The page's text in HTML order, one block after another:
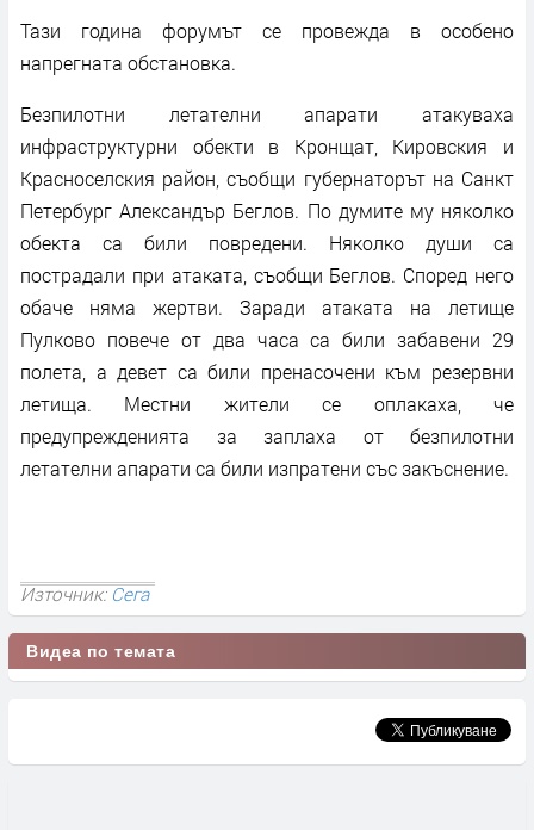
Тази година форумът се провежда в особено
напрегната обстановка.
Безпилотни летателни апарати атакуваха
инфраструктурни обекти в Кронщат, Кировския и
Красноселския район, съобщи губернаторът на Санкт
Петербург Александър Беглов. По думите му няколко
обекта са били повредени. Няколко души са
пострадали при атаката, съобщи Беглов. Според него
обаче няма жертви. Заради атаката на летище
Пулково повече от два часа са били забавени 29
полета, а девет са били пренасочени към резервни
летища. Местни жители се оплакаха, че
предупрежденията за заплаха от безпилотни
летателни апарати са били изпратени със закъснение.
Източник:Сега
Видеа по темата